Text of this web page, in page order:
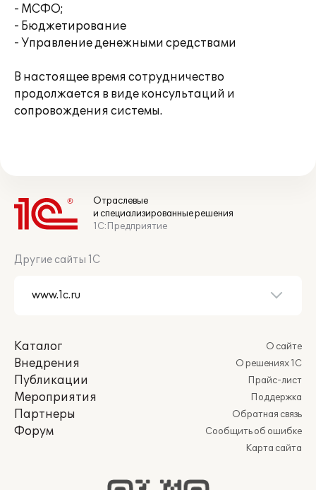
- МСФО;
- Бюджетирование
- Управление денежными средствами
В настоящее время сотрудничество
продолжается в виде консультаций и
сопровождения системы.
Отраслевые
и специализированные решения
1С:Предприятие
Другие сайты 1С
Каталог
Внедрения
Публикации
Мероприятия
Партнеры
Форум
О сайте
О решениях 1С
Прайс-лист
Поддержка
Обратная связь
Сообщить об ошибке
Карта сайта